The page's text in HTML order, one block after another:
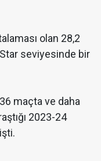
olan 28,2
seviyesinde bir
maçta ve daha
2023-24